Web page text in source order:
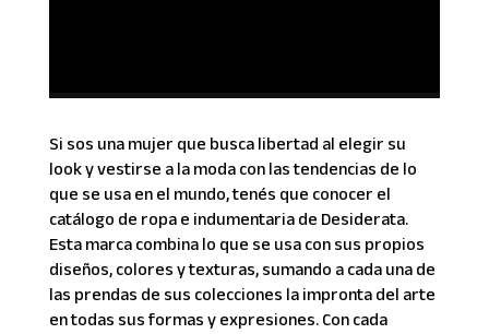
Si sos una mujer que busca libertad al elegir su
look y vestirse a la moda con las tendencias de lo
que se usa en el mundo, tenés que conocer el
catálogo de ropa e indumentaria de Desiderata.
Esta marca combina lo que se usa con sus propios
diseños, colores y texturas, sumando a cada una de
las prendas de sus colecciones la impronta del arte
en todas sus formas y expresiones. Con cada